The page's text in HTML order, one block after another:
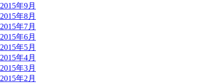
2015年9月
2015年8月
2015年7月
2015年6月
2015年5月
2015年4月
2015年3月
2015年2月